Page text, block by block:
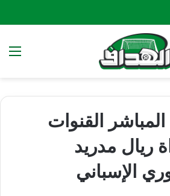
القنوات
ريال مدريد
الإسباني